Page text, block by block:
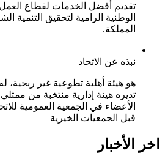
تقديم أفضل الخدمات لقطاع
الوطنية الرامية لتحقيق التنمية
المملكة.
نبذه عن الاتحاد
هو هيئة أهلية تطوعية غير ربحية،
تديره هيئة إدارية منتخبة من
الأعضاء في الجمعية العمومية
قبل الجمعيات الخيرية
اخر الأخبار